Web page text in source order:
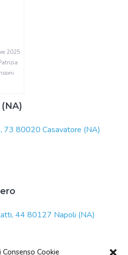
Consenso Cookie
2025
73 80020 Casavatore (NA)
44 80127 Napoli (NA)